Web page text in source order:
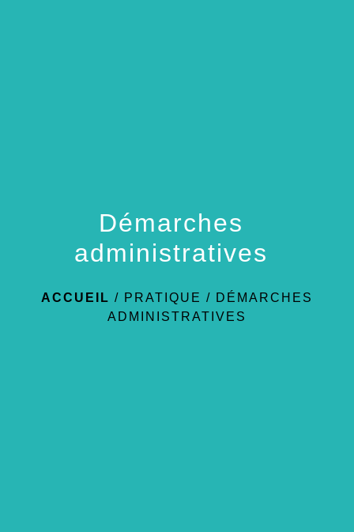
Démarches
administratives
ACCUEIL / PRATIQUE / DÉMARCHES
ADMINISTRATIVES